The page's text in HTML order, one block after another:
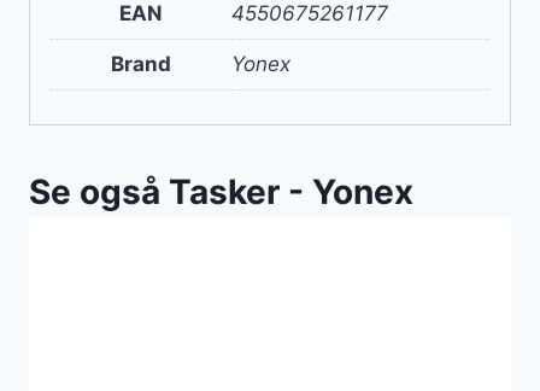
EAN 4550675261177
Brand Yonex
Se også Tasker - Yonex